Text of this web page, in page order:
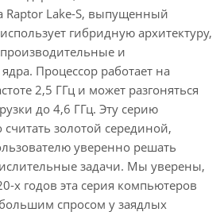
Raptor Lake-S, выпущенный
гибридную архитектуру,
и
Процессор работает на
2,5 ГГц и может разгоняться
до 4,6 ГГц. Эту серию
золотой серединой,
уверенно решать
задачи. Мы уверены,
х годов эта серия компьютеров
спросом у заядлых